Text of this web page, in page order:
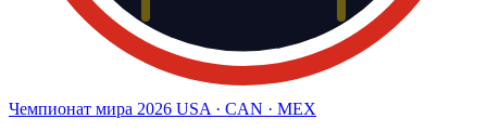
Чемпионат мира 2026 USA · CAN · MEX